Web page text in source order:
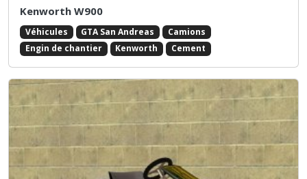
Kenworth W900
Véhicules GTA San Andreas
Camions
Engin de chantier
Kenworth Cement